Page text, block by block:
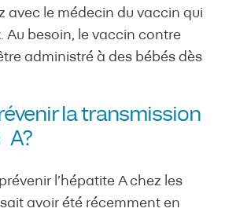
avec le médecin du vaccin qui
Au besoin, le vaccin contre
administré à des bébés dès
la transmission
A?
l’hépatite A chez les
avoir été récemment en